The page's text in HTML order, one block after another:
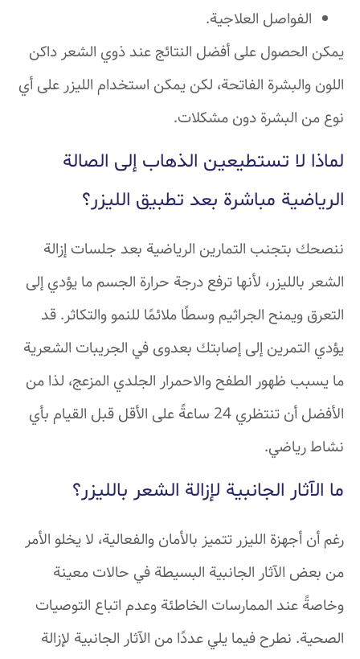
الفواصل العلاجية.
يمكن الحصول على أفضل النتائج عند ذوي الشعر داكن
اللون والبشرة الفاتحة، لكن يمكن استخدام الليزر على أي
نوع من البشرة دون مشكلات.
لماذا لا تستطيعين الذهاب إلى الصالة
الرياضية مباشرة بعد تطبيق الليزر؟
ننصحك بتجنب التمارين الرياضية بعد جلسات إزالة
الشعر بالليزر، لأنها ترفع درجة حرارة الجسم ما يؤدي إلى
التعرق ويمنح الجراثيم وسطًا ملائمًا للنمو والتكاثر. قد
يؤدي التمرين إلى إصابتك بعدوى في الجريبات الشعرية
ما يسبب ظهور الطفح والاحمرار الجلدي المزعج، لذا من
الأفضل أن تنتظري 24 ساعةً على الأقل قبل القيام بأي
نشاط رياضي.
ما الآثار الجانبية لإزالة الشعر بالليزر؟
رغم أن أجهزة الليزر تتميز بالأمان والفعالية، لا يخلو الأمر
من بعض الآثار الجانبية البسيطة في حالات معينة
وخاصةً عند الممارسات الخاطئة وعدم اتباع التوصيات
الصحية. نطرح فيما يلي عددًا من الآثار الجانبية لإزالة